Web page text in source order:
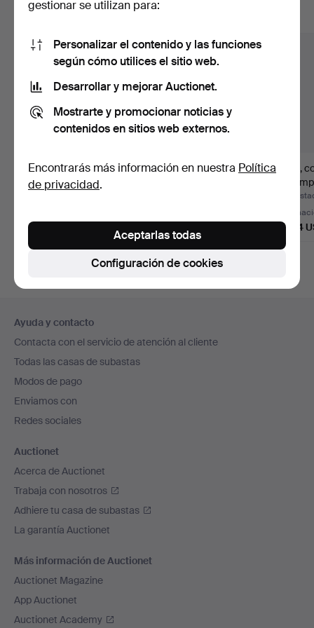
Sofá de diseño JOOP!
en piel auténtica, ta…
2.542 USD
Banqueta de pie de
Sofá,
1.734
en
el
pie
de
página
Ayuda y contacto
Contacta con el servicio de atención al cliente
Todas las casas de subastas
Modos de pago
Enviamos con
Redes sociales
Auctionet
Acerca de Auctionet
Trabaja con nosotros
Adhiere tu casa de subastas
La garantía Auctionet
Más información de Auctionet
Auctionet Magazine
App Auctionet
Auctionet Academy
gestionar se utilizan para:
Personalizar el contenido y las funciones
según cómo utilices el sitio web.
Desarrollar y mejorar Auctionet.
Mostrarte y promocionar noticias y
contenidos en sitios web externos.
Encontrarás más información en nuestra Política
de privacidad.
Configuración de cookies
Aceptarlas todas